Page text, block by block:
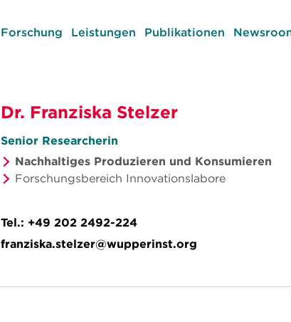
Forschung Leistungen Publikationen
Dr. Franziska Stelzer
Senior Researcherin
Nachhaltiges Produzieren und Konsumieren
Forschungsbereich Innovationslabore
Tel.: +49 202 2492-224
franziska.stelzer@wupperinst.org